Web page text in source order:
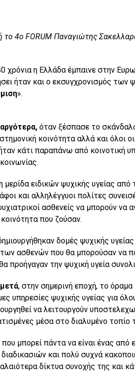
4ο FORUM Παναγιώτης
χρόνια η Ελλάδα έμπαινε στην
ήταν και ο εκσυγχρονισμός των
».
όταν ξέσπασε το
κοινότητα αλλά και όλοι
κάτι παραπάνω από κοινοτική
μερίδα ειδικών ψυχικής υγείας
και αλληλέγγυοι πολίτες
ασθενείς να μπορούν
που ζούσαν.
δομές ψυχικής
των ασθενών που θα μπορούσαν να
προήγαγαν την ψυχική υγεία
, στην σημερινή εποχή, το
υπηρεσίες ψυχικής υγείας για
να λειτουργούν
μέσα στο διαλυμένο τοπίο
μπορεί πάντα να είναι ένας από
και πολύ συχνά
δίκτυα συνοχής της και